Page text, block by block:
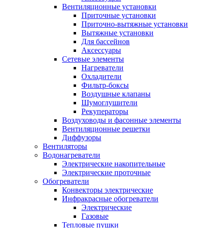
Вентиляционные установки
Приточные установки
Приточно-вытяжные установки
Вытяжные установки
Для бассейнов
Аксессуары
Сетевые элементы
Нагреватели
Охладители
Фильтр-боксы
Воздушные клапаны
Шумоглушители
Рекуператоры
Воздуховоды и фасонные элементы
Вентиляционные решетки
Диффузоры
Вентиляторы
Водонагреватели
Электрические накопительные
Электрические проточные
Обогреватели
Конвекторы электрические
Инфракрасные обогреватели
Электрические
Газовые
Тепловые пушки